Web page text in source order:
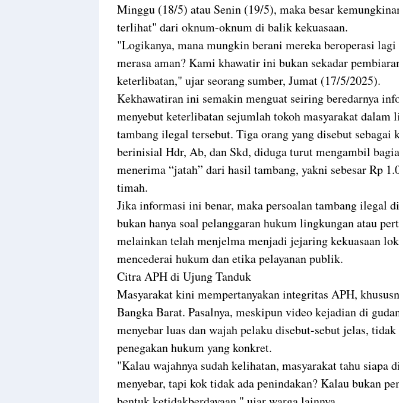
Minggu (18/5) atau Senin (19/5), maka besar
terlihat" dari oknum-oknum di balik kekuasaan.
"Logikanya, mana mungkin berani mereka beroperasi
merasa aman? Kami khawatir ini bukan sekadar
keterlibatan," ujar seorang sumber, Jumat (17/5/2025).
Kekhawatiran ini semakin menguat seiring beredarnya
menyebut keterlibatan sejumlah tokoh masyarakat dalam
tambang ilegal tersebut. Tiga orang yang disebut sebagai
berinisial Hdr, Ab, dan Skd, diduga turut mengambil
menerima “jatah” dari hasil tambang, yakni sebesar Rp
timah.
Jika informasi ini benar, maka persoalan tambang ilegal
bukan hanya soal pelanggaran hukum lingkungan atau
melainkan telah menjelma menjadi jejaring kekuasaan
mencederai hukum dan etika pelayanan publik.
Citra APH di Ujung Tanduk
Masyarakat kini mempertanyakan integritas APH,
Bangka Barat. Pasalnya, meskipun video kejadian di
menyebar luas dan wajah pelaku disebut-sebut jelas,
penegakan hukum yang konkret.
"Kalau wajahnya sudah kelihatan, masyarakat tahu siapa
menyebar, tapi kok tidak ada penindakan? Kalau bukan